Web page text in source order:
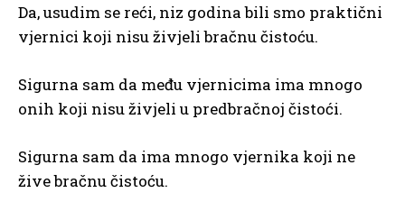
Da, usudim se reći, niz godina bili smo praktični
vjernici koji nisu živjeli bračnu čistoću.
Sigurna sam da među vjernicima ima mnogo
onih koji nisu živjeli u predbračnoj čistoći.
Sigurna sam da ima mnogo vjernika koji ne
žive bračnu čistoću.